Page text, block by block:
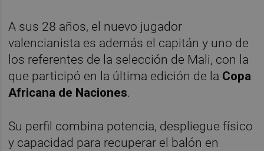
A sus 28 años, el nuevo jugador
valencianista es además el capitán y uno de
los referentes de la selección de Mali, con la
que participó en la última edición de la Copa
Africana de Naciones.
Su perfil combina potencia, despliegue físico
y capacidad para recuperar el balón en